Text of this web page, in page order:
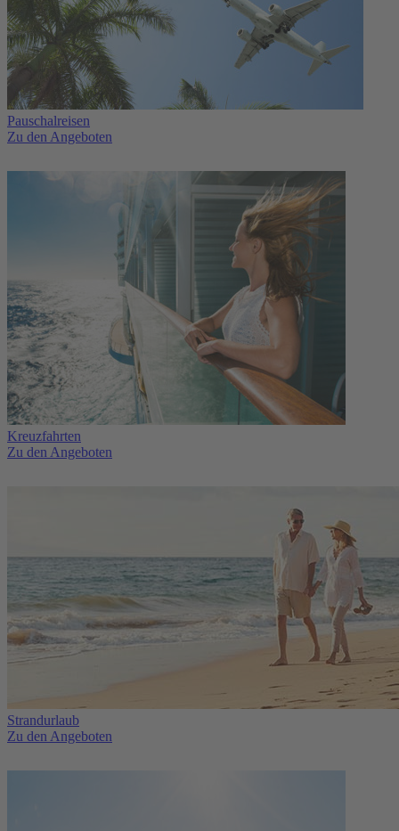
Pauschalreisen
Zu den Angeboten
Kreuzfahrten
Zu den Angeboten
Strandurlaub
Zu den Angeboten